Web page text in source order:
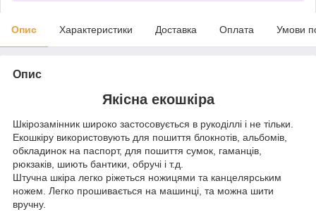
Опис Характеристики Доставка Оплата Умови
Опис
Якісна екошкіра
Шкірозамінник широко застосовується в рукоділлі і не тільки.
Екошкіру використовують для пошиття блокнотів, альбомів,
обкладинок на паспорт, для пошиття сумок, гаманців,
рюкзаків, шиють бантики, обручі і т.д.
Штучна шкіра легко ріжеться ножицями та канцелярським
ножем. Легко прошивається на машинці, та можна шити
вручну.